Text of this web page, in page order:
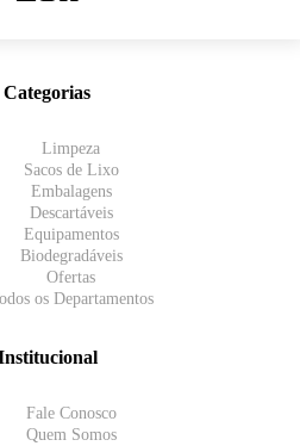
Categorias
Limpeza
Sacos de Lixo
Embalagens
Descartáveis
Equipamentos
Biodegradáveis
Ofertas
os Departamentos
Fale Conosco
Quem Somos